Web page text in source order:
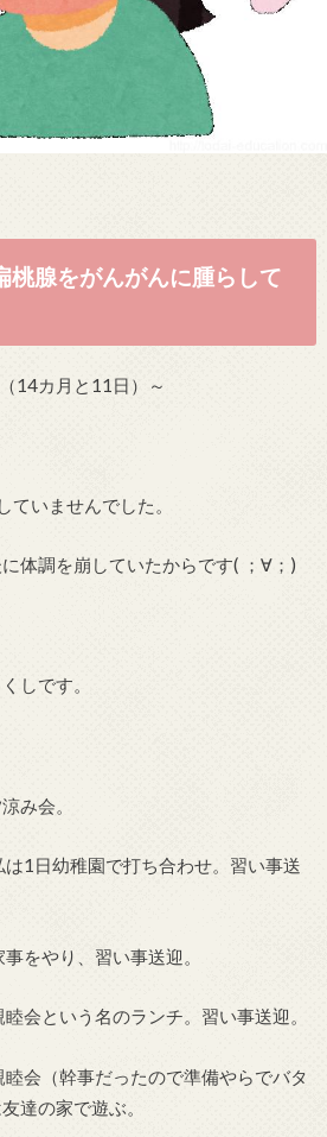
桃腺をがんがんに腫らして
14カ月と11日）～
いませんでした。
体調を崩していたからです( ；∀；)
しです。
み会。
1日幼稚園で打ち合わせ。習い事送
をやり、習い事送迎。
会という名のランチ。習い事送迎。
会（幹事だったので準備やらでバタ
達の家で遊ぶ。